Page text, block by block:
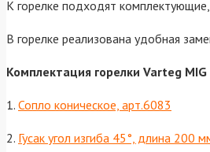
К горелке подходят
В горелке реализована удобная
Комплектация горелки Varteg MIG
1. Сопло коническое, арт.6083
2. Гусак угол изгиба 45°, длина 200